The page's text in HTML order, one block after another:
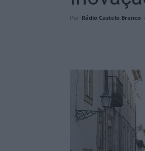
Por Rádio Castelo Branco -